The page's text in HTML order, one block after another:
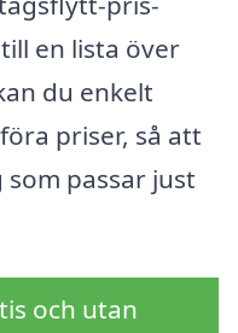
en lista över
du enkelt
priser, så att
passar just
och utan